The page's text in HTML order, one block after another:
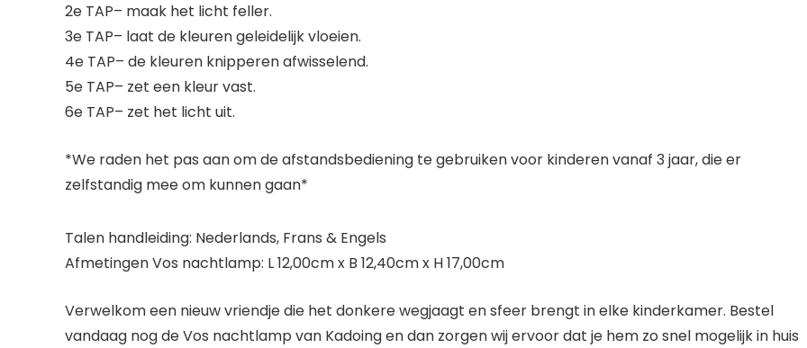
2e TAP– maak het licht feller.
3e TAP– laat de kleuren geleidelijk vloeien.
4e TAP– de kleuren knipperen afwisselend.
5e TAP– zet een kleur vast.
6e TAP– zet het licht uit.
*We raden het pas aan om de afstandsbediening te gebruiken voor kinderen vanaf 3 jaar, die er
zelfstandig mee om kunnen gaan*
Talen handleiding: Nederlands, Frans & Engels
Afmetingen Vos nachtlamp: L 12,00cm x B 12,40cm x H 17,00cm
Verwelkom een nieuw vriendje die het donkere wegjaagt en sfeer brengt in elke kinderkamer. Bestel
vandaag nog de Vos nachtlamp van Kadoing en dan zorgen wij ervoor dat je hem zo snel mogelijk in huis